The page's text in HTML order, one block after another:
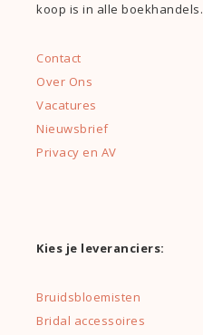
koop is in alle boekhandels.
Contact
Over Ons
Vacatures
Nieuwsbrief
Privacy en AV
Kies je leveranciers:
Bruidsbloemisten
Bridal accessoires